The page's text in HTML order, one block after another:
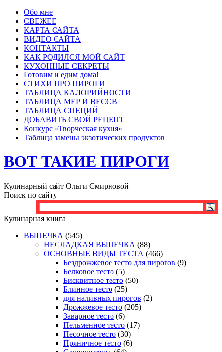
Обо мне
СВЕЖЕЕ
КАРТА САЙТА
ВИДЕО САЙТА
КОНТАКТЫ
КАК РОДИЛСЯ МОЙ САЙТ
КУХОННЫЕ СЕКРЕТЫ
Готовим и едим дома!
СТИХИ ПРО ПИРОГИ
ТАБЛИЦА КАЛОРИЙНОСТИ
ТАБЛИЦА МЕР И ВЕСОВ
ТАБЛИЦА СПЕЦИЙ
ДОБАВИТЬ СВОЙ РЕЦЕПТ
Конкурс «Творческая кухня»
Таблица замены экзотических продуктов
ВОТ ТАКИЕ ПИРОГИ
Кулинарный сайт Ольги Смирновой
Поиск по сайту
Кулинарная книга
ВЫПЕЧКА (545)
НЕСЛАДКАЯ ВЫПЕЧКА (88)
ОСНОВНЫЕ ВИДЫ ТЕСТА (466)
Бездрожжевое тесто для пирогов (9)
Белковое тесто (5)
Бисквитное тесто (50)
Блинное тесто (25)
для наливных пирогов (2)
Дрожжевое тесто (205)
Заварное тесто (6)
Пельменное тесто (17)
Песочное тесто (30)
Пряничное тесто (6)